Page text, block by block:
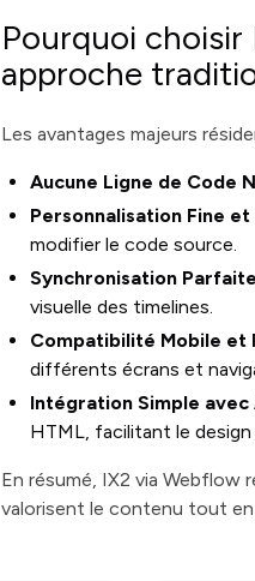
Pourquoi
approche
Les avantages majeurs
Aucune Ligne de Code
Personnalisation Fine et
modifier le code source.
Synchronisation
visuelle des timelines.
Compatibilité Mobile et
différents écrans et
Intégration Simple
HTML, facilitant le design
En résumé, IX2 via
valorisent le contenu tout